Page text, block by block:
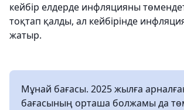
кейбір елдерде инфляцияны
тоқтап қалды, ал кейбірінде
жатыр.
Мұнай бағасы. 2025 жылға
бағасының орташа болжамы да